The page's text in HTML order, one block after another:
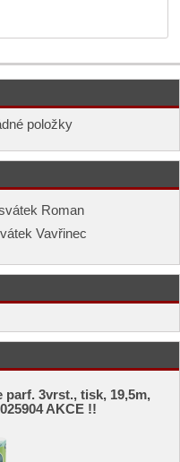
položky
Roman
Vavřinec
parf. 3vrst., tisk, 19,5m,
AKCE !!